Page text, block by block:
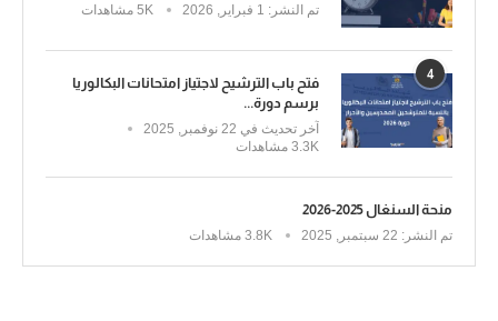
تم النشر: 5K مشاهدات
4
فتح باب الترشيح لاجتياز امتحانات البكالوريا
برسم دورة...
آخر تحديث في
3.3K مشاهدات
منحة السنغال 2025-2026
تم النشر: 3.8K مشاهدات